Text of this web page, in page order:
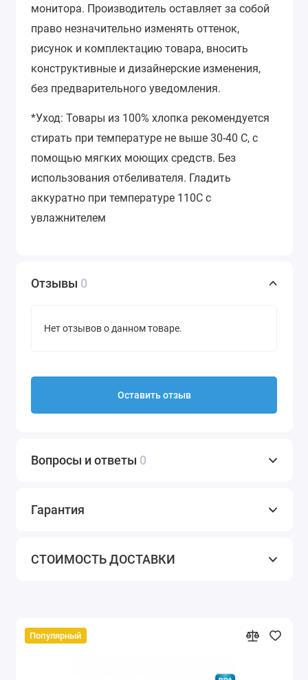
монитора. Производитель оставляет за собой
право незначительно изменять оттенок,
рисунок и комплектацию товара, вносить
конструктивные и дизайнерские изменения,
без предварительного уведомления.
*Уход: Товары из 100% хлопка рекомендуется
стирать при температуре не выше 30-40 С, с
помощью мягких моющих средств. Без
использования отбеливателя. Гладить
аккуратно при температуре 110С с
увлажнителем
Отзывы 0
Нет отзывов о данном товаре.
Оставить отзыв
Вопросы и ответы 0
Гарантия
СТОИМОСТЬ ДОСТАВКИ
Популярный